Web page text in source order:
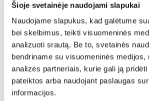
Šioje svetainėje naudojami slapukai
Naudojame slapukus, kad galėtume
bei skelbimus, teikti visuomeninės
analizuoti srautą. Be to, svetainės
bendriname su visuomeninės medijos,
analizės partneriais, kurie gali ją
pateiktos arba naudojant paslaugas
informacijos.